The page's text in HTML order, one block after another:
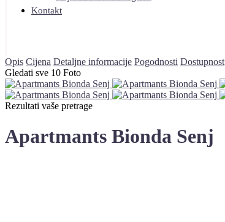
Kontakt
Opis Cijena Detaljne informacije Pogodnosti Dostupnost
Gledati sve 10 Foto
Rezultati vaše pretrage
Apartmants Bionda Senj